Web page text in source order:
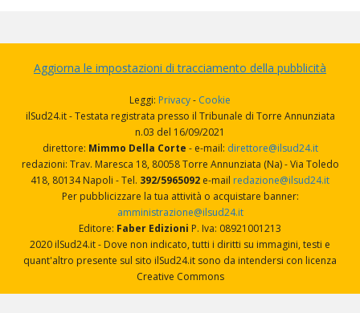
Aggiorna le impostazioni di tracciamento della pubblicità
Leggi: Privacy- Cookie
ilSud24.it - Testata registrata presso il Tribunale di Torre Annunziata
n.03 del 16/09/2021
direttore: Mimmo Della Corte - e-mail: direttore@ilsud24.it
redazioni: Trav. Maresca 18, 80058 Torre Annunziata (Na) - Via Toledo
418, 80134 Napoli - Tel. 392/5965092 e-mail redazione@ilsud24.it
Per pubblicizzare la tua attività o acquistare banner:
amministrazione@ilsud24.it
Editore: Faber Edizioni P. Iva: 08921001213
2020 ilSud24.it - Dove non indicato, tutti i diritti su immagini, testi e
quant'altro presente sul sito ilSud24.it sono da intendersi con licenza
Creative Commons